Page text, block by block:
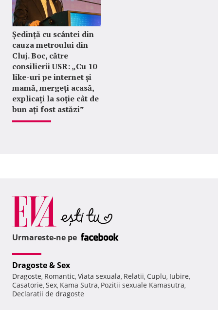
Ședință cu scântei din
cauza metroului din
Cluj. Boc, către
consilierii USR: „Cu 10
like-uri pe internet și
mamă, mergeți acasă,
explicați la soție cât de
bun ați fost astăzi”
Urmareste-ne pe
Dragoste & Sex
Dragoste, Romantic, Viata sexuala, Relatii, Cuplu, Iubire,
Casatorie, Sex, Kama Sutra, Pozitii sexuale Kamasutra,
Declaratii de dragoste